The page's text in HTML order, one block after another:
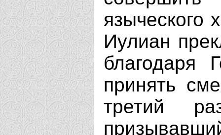
языческого
Иулиан
благодаря
принять
третий